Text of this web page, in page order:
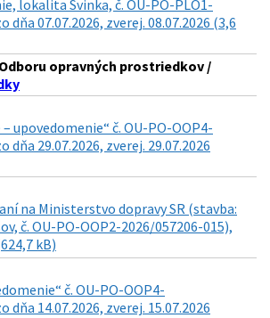
lokalita Svinka, č. OU-PO-PLO1-
dňa 07.07.2026, zverej. 08.07.2026 (3,6
opravných prostriedkov /
– upovedomenie“ č. OU-PO-OOP4-
dňa 29.07.2026, zverej. 29.07.2026
na Ministerstvo dopravy SR (stavba:
č. OU-PO-OOP2-2026/057206-015),
kB)
č. OU-PO-OOP4-
dňa 14.07.2026, zverej. 15.07.2026